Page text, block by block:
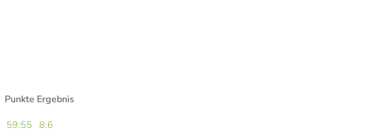
Punkte Ergebnis
59:55 8:6